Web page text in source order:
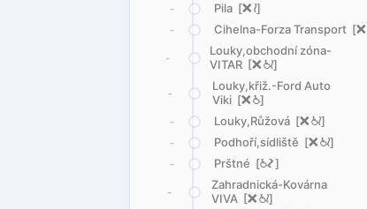
- Pila [ë<]
- Cihelna-Forza Transport [ë
-
Louky,obchodní zóna-
VITAR [ë@<]
-
Louky,křiž.-Ford Auto
Viki [ë@]
- Louky,Růžová [ë@<]
- Podhoří,sídliště [ë@<]
- Prštné [@ó]
-
Zahradnická-Kovárna
VIVA [ë@<]